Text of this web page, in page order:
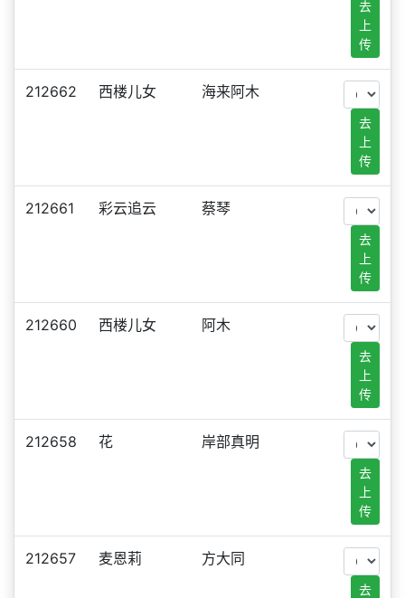
去
上
传
212662 西楼儿女 海来阿木
去
上
传
212661 彩云追云 蔡琴
去
上
传
212660 西楼儿女 阿木
去
上
传
212658 花 岸部真明
去
上
传
212657 麦恩莉 方大同
去